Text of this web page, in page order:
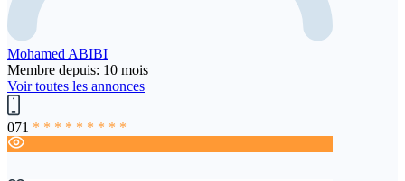
Mohamed ABIBI
Membre depuis: 10 mois
Voir toutes les annonces
071 * * * * * * * * *